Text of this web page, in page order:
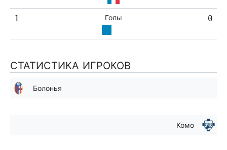
1 Голы 0
СТАТИСТИКА ИГРОКОВ
Болонья
Комо